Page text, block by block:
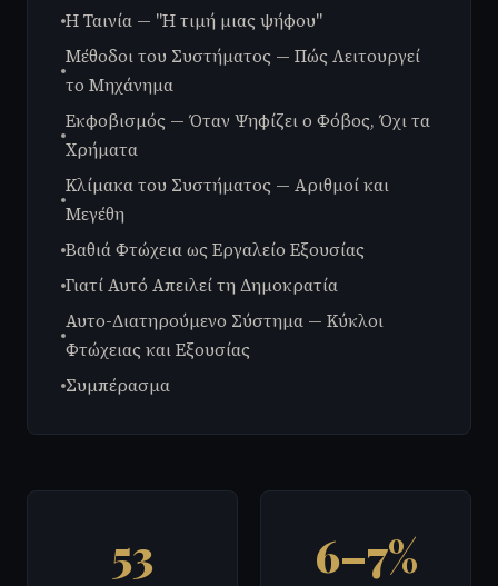
Η Ταινία — "Η τιμή μιας ψήφου"
Μέθοδοι του Συστήματος — Πώς Λειτουργεί
το Μηχάνημα
Εκφοβισμός — Όταν Ψηφίζει ο Φόβος, Όχι τα
Χρήματα
Κλίμακα του Συστήματος — Αριθμοί και
Μεγέθη
Βαθιά Φτώχεια ως Εργαλείο Εξουσίας
Γιατί Αυτό Απειλεί τη Δημοκρατία
Αυτο-Διατηρούμενο Σύστημα — Κύκλοι
Φτώχειας και Εξουσίας
Συμπέρασμα
53 6–7%